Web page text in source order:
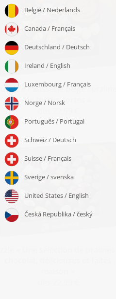
Puzzle « Pâtisserie belge : pralines
de toutes sortes »